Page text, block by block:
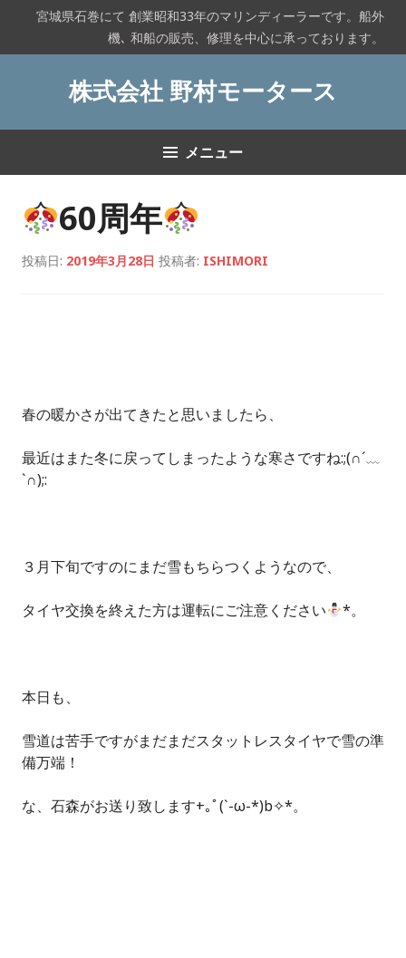
テ
宮城県石巻にて 創業昭和33年のマリンディーラーです。船外
機､ 和船の販売、修理を中心に承っております。
株式会社 野村モータース
メニュー
60周年
投稿日: 2019年3月28日 投稿者: ISHIMORI
春の暖かさが出てきたと思いましたら、
最近はまた冬に戻ってしまったような寒さですね:;(∩´﹏
`∩);:
３月下旬ですのにまだ雪もちらつくようなので、
タイヤ交換を終えた方は運転にご注意ください *。
本日も、
雪道は苦手ですがまだまだスタットレスタイヤで雪の準
備万端！
な、石森がお送り致します+｡ﾟ(`-ω-*)b✧*。